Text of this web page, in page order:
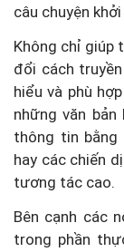
câu chuyện
Không chỉ giúp
đổi cách
hiểu và phù
những văn
thông tin bằng
hay các chiến
tương tác cao.
Bên cạnh các
trong phần